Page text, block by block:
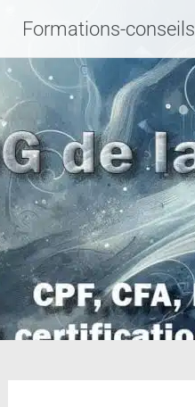
Formations-conseils